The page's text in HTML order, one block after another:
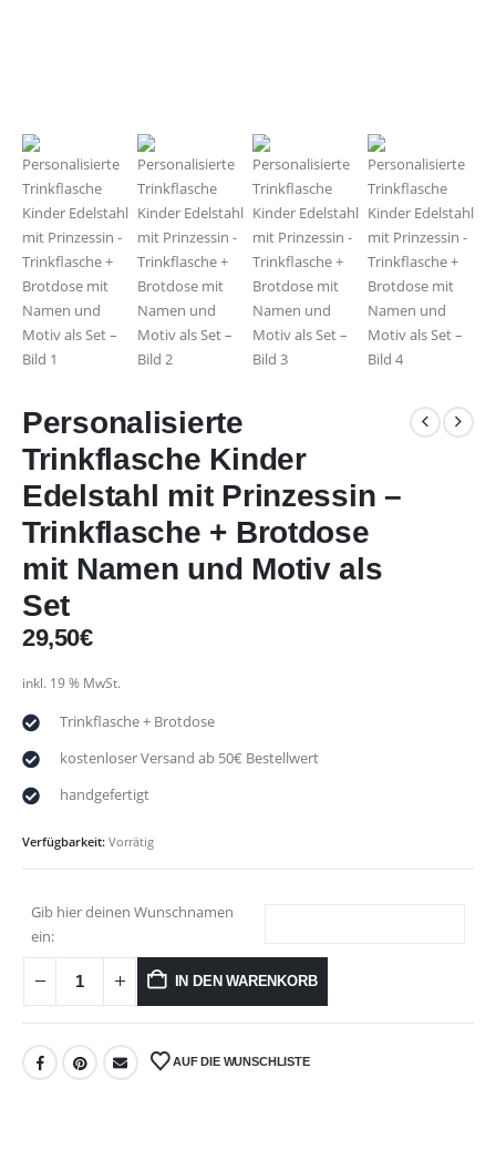
Personalisierte
Trinkflasche Kinder
Edelstahl mit Prinzessin –
Trinkflasche + Brotdose
mit Namen und Motiv als
Set
29,50€
inkl. 19 % MwSt.
Trinkflasche + Brotdose
kostenloser Versand ab 50€ Bestellwert
handgefertigt
Verfügbarkeit: Vorrätig
Gib hier deinen Wunschnamen
ein:
IN DEN WARENKORB
AUF DIE WUNSCHLISTE